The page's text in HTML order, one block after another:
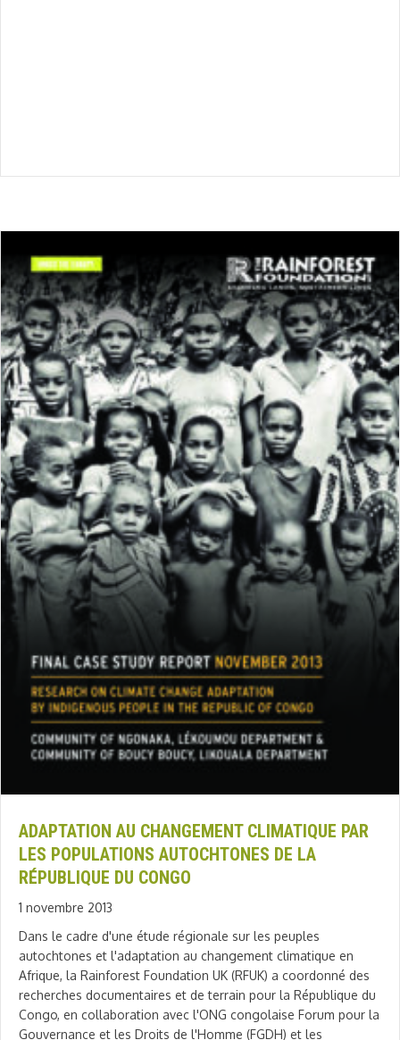
ADAPTATION AU CHANGEMENT CLIMATIQUE PAR
LES POPULATIONS AUTOCHTONES DE LA
RÉPUBLIQUE DU CONGO
1 novembre 2013
Dans le cadre d'une étude régionale sur les peuples
autochtones et l'adaptation au changement climatique en
Afrique, la Rainforest Foundation UK (RFUK) a coordonné des
recherches documentaires et de terrain pour la République du
Congo, en collaboration avec l'ONG congolaise Forum pour la
Gouvernance et les Droits de l'Homme (FGDH) et les